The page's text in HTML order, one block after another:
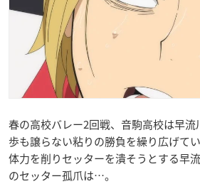
春の高校バレー2回戦、音駒高校は早
歩も譲らない粘りの勝負を繰り広げてい
体力を削りセッターを潰そうとする早
のセッター孤爪は…。